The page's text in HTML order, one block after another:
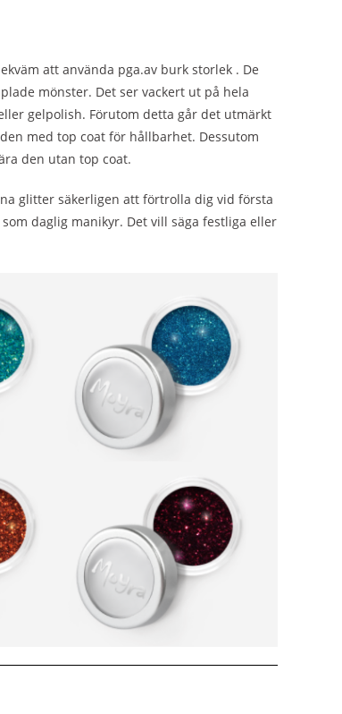
att använda pga.av burk storlek . De
mönster. Det ser vackert ut på hela
gelpolish. Förutom detta går det utmärkt
med top coat för hållbarhet. Dessutom
den utan top coat.
glitter säkerligen att förtrolla dig vid första
daglig manikyr. Det vill säga festliga eller